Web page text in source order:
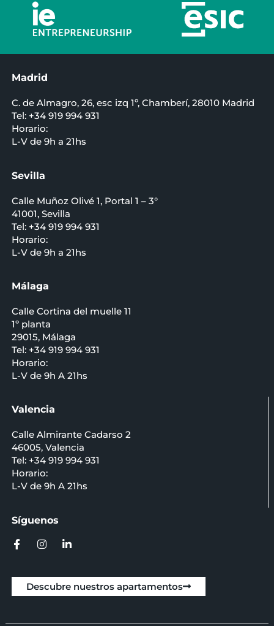
Madrid
C. de Almagro, 26, esc izq 1º, Chamberí, 28010 Madrid
Tel: +34 919 994 931
Horario:
L-V de 9h a 21hs
Sevilla
Calle Muñoz Olivé 1, Portal 1 – 3°
41001, Sevilla
Tel: +34 919 994 931
Horario:
L-V de 9h a 21hs
Málaga
Calle Cortina del muelle 11
1º planta
29015, Málaga
Tel: +34 919 994 931
Horario:
L-V de 9h A 21hs
Valencia
Calle Almirante Cadarso 2
46005, Valencia
Tel: +34 919 994 931
Horario:
L-V de 9h A 21hs
Síguenos
Descubre nuestros apartamentos